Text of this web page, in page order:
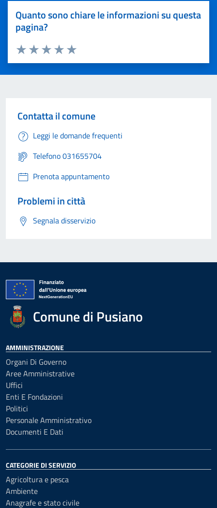
Quanto sono chiare le informazioni su questa
pagina?
Valuta 5 stelle su 5
Valuta 4 stelle su 5
Valuta 3 stelle su 5
Valuta 2 stelle su 5
Valuta 1 stelle su 5
Contatta il comune
Leggi le domande frequenti
Telefono 031655704
Prenota appuntamento
Problemi in città
Segnala disservizio
Comune di Pusiano
AMMINISTRAZIONE
Organi Di Governo
Aree Amministrative
Uffici
Enti E Fondazioni
Politici
Personale Amministrativo
Documenti E Dati
CATEGORIE DI SERVIZIO
Agricoltura e pesca
Ambiente
Anagrafe e stato civile